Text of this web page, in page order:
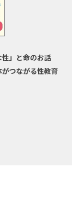
」と命のお話
つながる性教育